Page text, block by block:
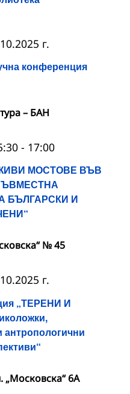
конференция
г.
– БАН
МОСТОВЕ ВЪВ
БЪЛГАРСКИ И
- 17:00
№ 45
„ТЕРЕНИ И
г.
6A